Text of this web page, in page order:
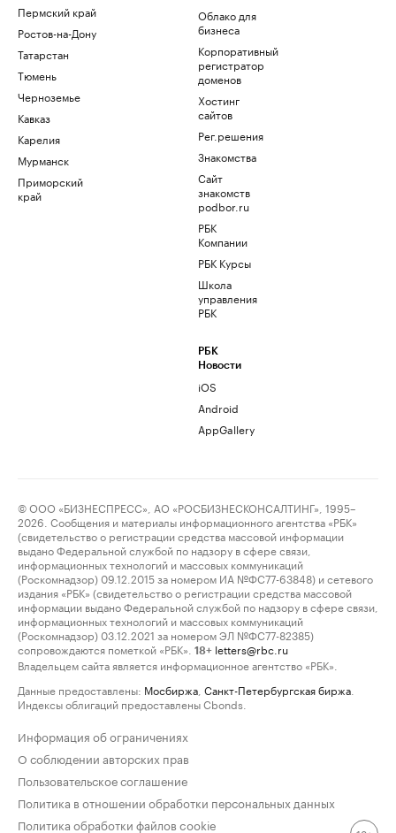
Пермский край
Ростов-на-Дону
Татарстан
Тюмень
Черноземье
Кавказ
Карелия
Мурманск
Приморский
край
Облако для
бизнеса
Корпоративный
регистратор
доменов
Хостинг
сайтов
Рег.решения
Знакомства
Сайт
знакомств
podbor.ru
РБК
Компании
РБК Курсы
Школа
управления
РБК
РБК
Новости
iOS
Android
AppGallery
© ООО «БИЗНЕСПРЕСС», АО «РОСБИЗНЕСКОНСАЛТИНГ», 1995–
2026. Сообщения и материалы информационного агентства «РБК»
(свидетельство о регистрации средства массовой информации
выдано Федеральной службой по надзору в сфере связи,
информационных технологий и массовых коммуникаций
(Роскомнадзор) 09.12.2015 за номером ИА №ФС77-63848) и сетевого
издания «РБК» (свидетельство о регистрации средства массовой
информации выдано Федеральной службой по надзору в сфере связи,
информационных технологий и массовых коммуникаций
(Роскомнадзор) 03.12.2021 за номером ЭЛ №ФС77-82385)
сопровождаются пометкой «РБК».
18+ letters@rbc.ru
Владельцем сайта является информационное агентство «РБК».
Данные предоставлены: Мосбиржа Санкт-Петербургская биржа
Индексы облигаций предоставлены Cbonds.
Информация об ограничениях
О соблюдении авторских прав
Пользовательское соглашение
Политика в отношении обработки персональных данных
Политика обработки файлов cookie